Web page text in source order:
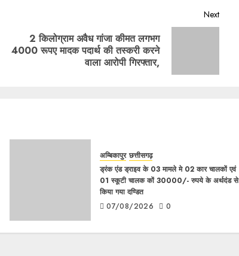
Next
2 किलोग्राम अवैध गांजा कीमत लगभग
4000 रूपए मादक पदार्थ की तस्करी करने
वाला आरोपी गिरफ्तार,
अम्बिकापुर छत्तीसगढ़
ड्रंक एंड ड्राइव के 03 मामले मे 02 कार चालकों एवं
01 स्कूटी चालक कों 30000/- रुपये के अर्थदंड से
किया गया दण्डित
07/08/2026
0